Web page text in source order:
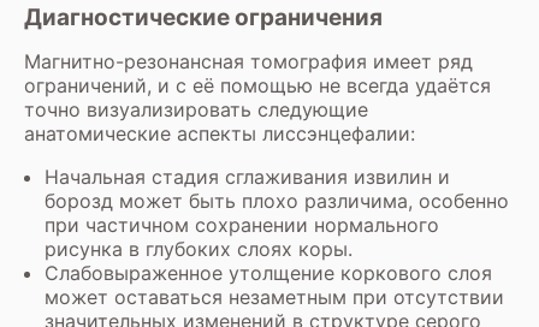
Диагностические ограничения
Магнитно-резонансная томография имеет ряд
ограничений, и с её помощью не всегда удаётся
точно визуализировать следующие
анатомические аспекты лиссэнцефалии:
Начальная стадия сглаживания извилин и
борозд может быть плохо различима, особенно
при частичном сохранении нормального
рисунка в глубоких слоях коры.
Слабовыраженное утолщение коркового слоя
может оставаться незаметным при отсутствии
значительных изменений в структуре серого